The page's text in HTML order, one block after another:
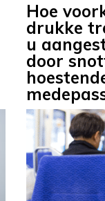
Hoe
drukke
u
door